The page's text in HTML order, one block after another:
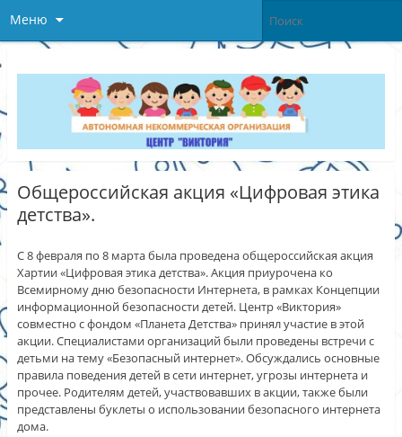
Меню
Общероссийская акция «Цифровая этика
детства».
С 8 февраля по 8 марта была проведена общероссийская акция
Хартии «Цифровая этика детства». Акция приурочена ко
Всемирному дню безопасности Интернета, в рамках Концепции
информационной безопасности детей. Центр «Виктория»
совместно с фондом «Планета Детства» принял участие в этой
акции. Специалистами организаций были проведены встречи с
детьми на тему «Безопасный интернет». Обсуждались основные
правила поведения детей в сети интернет, угрозы интернета и
прочее. Родителям детей, участвовавших в акции, также были
представлены буклеты о использовании безопасного интернета
дома.